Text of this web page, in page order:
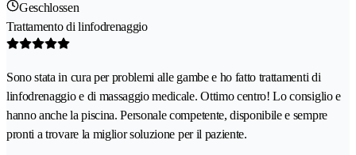
Geschlossen
Trattamento di linfodrenaggio
Sono stata in cura per problemi alle gambe e ho fatto trattamenti di
linfodrenaggio e di massaggio medicale. Ottimo centro! Lo consiglio e
hanno anche la piscina. Personale competente, disponibile e sempre
pronti a trovare la miglior soluzione per il paziente.